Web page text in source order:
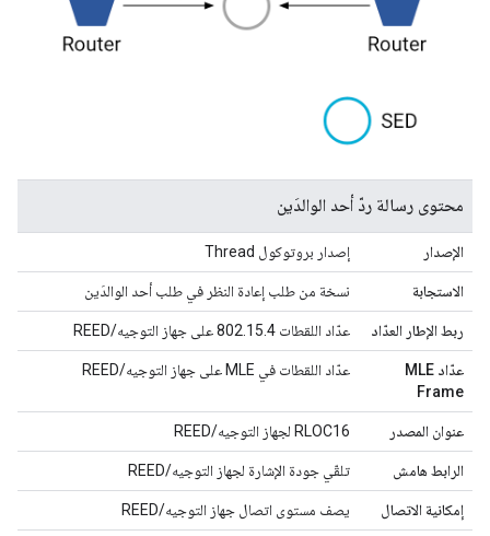
محتوى رسالة ردّ أحد الوالدَين
الإصدار إصدار بروتوكول Thread
الاستجابة نسخة من طلب إعادة النظر في طلب أحد الوالدَين
ربط الإطار العدّاد عدّاد اللقطات 802.15.4 على جهاز التوجيه/REED
عدّاد MLE
Frame
عدّاد اللقطات في MLE على جهاز التوجيه/REED
عنوان المصدر RLOC16 لجهاز التوجيه/REED
الرابط هامش تلقّي جودة الإشارة لجهاز التوجيه/REED
إمكانية الاتصال يصف مستوى اتصال جهاز التوجيه/REED